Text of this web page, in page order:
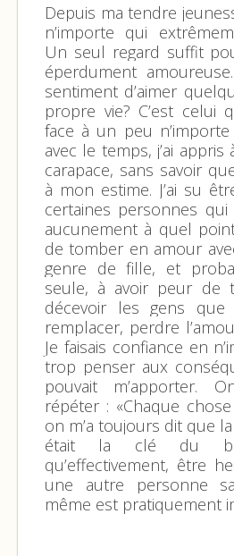
Depuis ma tendre
n’importe qui
Un seul regard suffit
éperdument
sentiment d’aimer
propre vie? C’est celui
face à un peu n’importe
avec le temps, j’ai
carapace, sans savoir
à mon estime. J’ai su
certaines personnes
aucunement à quel
de tomber en amour
genre de fille, et
seule, à avoir peur de
décevoir les gens que
remplacer, perdre
Je faisais confiance en
trop penser aux
pouvait m’apporter.
répéter : «Chaque
on m’a toujours dit que
était la clé du
qu’effectivement, être
une autre personne
même est pratiquement